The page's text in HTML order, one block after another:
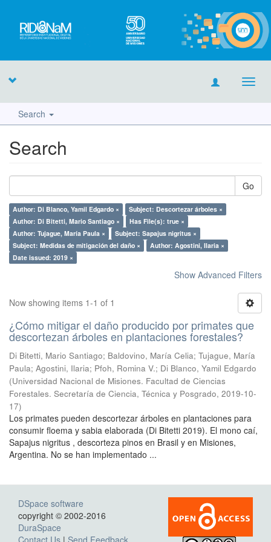
Search
Search
Go
Author: Di Blanco, Yamil Edgardo ×
Subject: Descortezar árboles ×
Author: Di Bitetti, Mario Santiago ×
Has File(s): true ×
Author: Tujague, María Paula ×
Subject: Sapajus nigritus ×
Subject: Medidas de mitigación del daño ×
Author: Agostini, Ilaria ×
Date issued: 2019 ×
Show Advanced Filters
Now showing items 1-1 of 1
¿Cómo mitigar el daño producido por primates que
descortezan árboles en plantaciones forestales?
Di Bitetti, Mario Santiago; Baldovino, María Celia; Tujague, María
Paula; Agostini, Ilaria; Pfoh, Romina V.; Di Blanco, Yamil Edgardo
(Universidad Nacional de Misiones. Facultad de Ciencias
Forestales. Secretaría de Ciencia, Técnica y Posgrado, 2019-10-
17)
Los primates pueden descortezar árboles en plantaciones para
consumir floema y sabia elaborada (Di Bitetti 2019). El mono caí,
Sapajus nigritus , descorteza pinos en Brasil y en Misiones,
Argentina. No se han implementado ...
DSpace software
copyright © 2002-2016
DuraSpace
Contact Us | Send Feedback